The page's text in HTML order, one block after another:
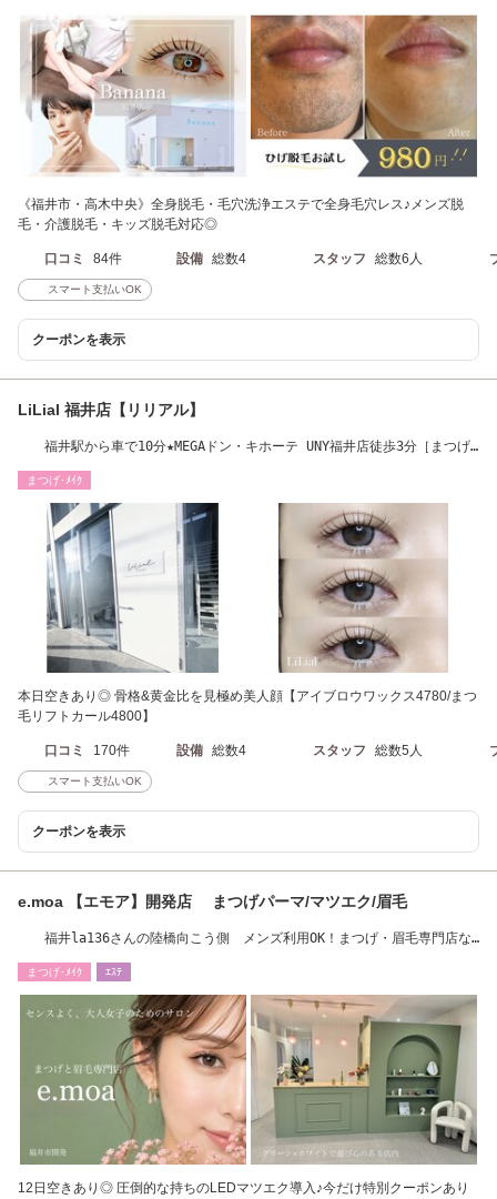
《福井市・高木中央》全身脱毛・毛穴洗浄エステで全身毛穴レス♪メンズ脱
毛・介護脱毛・キッズ脱毛対応◎
口コミ 84件 設備 総数4 スタッフ 総数6人
スマート支払いOK
クーポンを表示
LiLial 福井店【リリアル】
福井駅から車で10分★MEGAドン・キホーテ UNY福井店徒歩3分［まつげ
まつげ･ﾒｲｸ
本日空きあり◎ 骨格&黄金比を見極め美人顔【アイブロウワックス4780/まつ
毛リフトカール4800】
口コミ 170件 設備 総数4 スタッフ 総数5人
スマート支払いOK
クーポンを表示
e.moa 【エモア】開発店 まつげパーマ/マツエク/眉毛
福井la136さんの陸橋向こう側 メンズ利用OK！まつげ・眉毛専門店な
まつげ･ﾒｲｸ ｴｽﾃ
12日空きあり◎ 圧倒的な持ちのLEDマツエク導入♪今だけ特別クーポンあり